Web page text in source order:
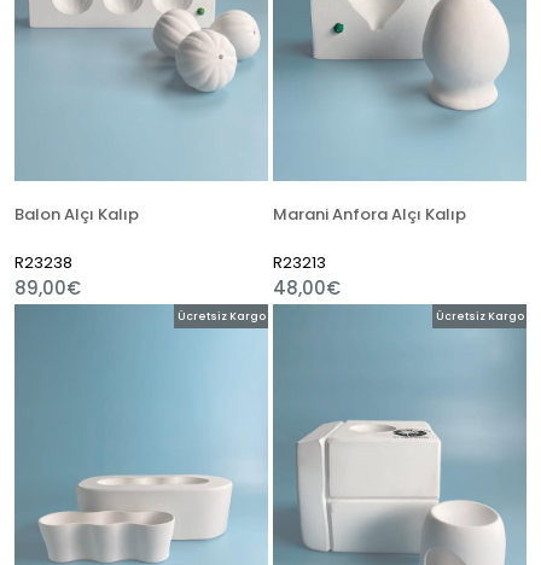
Balon Alçı Kalıp
R23238
89,00€
Marani Anfora Alçı Kalıp
R23213
48,00€
Ücretsiz Kargo Ücretsiz Kargo